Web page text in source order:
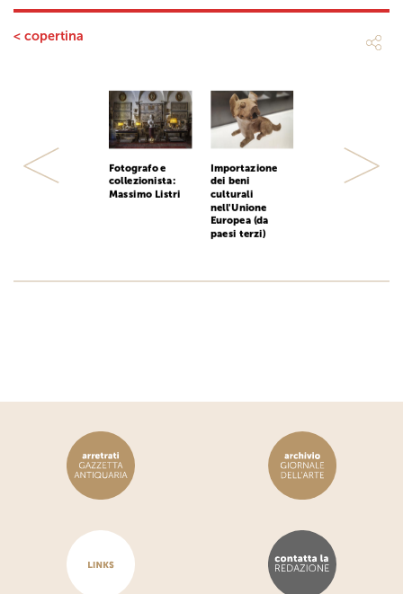
< copertina
Fotografo e
collezionista:
Massimo Listri
Importazione
dei beni
culturali
nell'Unione
Europea (da
paesi terzi)
Previous Next